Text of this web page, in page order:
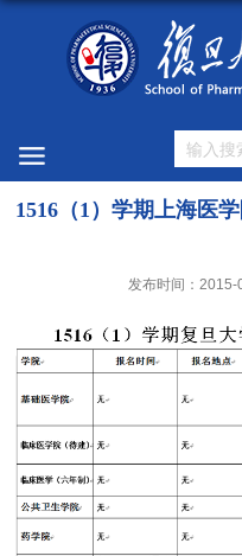
1516（1）学期上海医
发布时间：2015-